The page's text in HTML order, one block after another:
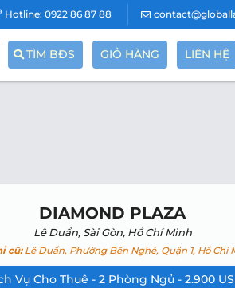
Hotline: 0922 86 87 88
TÌM BĐS GIỎ HÀNG LIÊN HỆ
DIAMOND PLAZA
Lê Duẩn, Sài Gòn, Hồ Chí Minh
cũ:Lê Duẩn, Phường Bến Nghé, Quận 1, Hồ Chí
Vụ Cho Thuê - 2 Phòng Ngủ - 2.900